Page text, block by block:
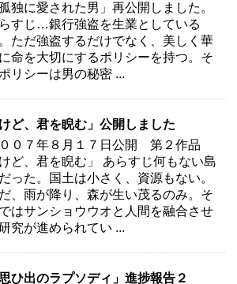
独に愛された男」再公開しました。
すじ…銀行強盗を生業としている
ただ強盗するだけでなく、美しく華
命を大切にするポリシーを持つ。そ
リシーは男の秘密 ...
けど、君を睨む」公開しました
０７年８月１７日公開 第２作品
けど、君を睨む」 あらすじ何もない島
った。国土は小さく、資源もない。
、雨が降り、森が生い茂るのみ。そ
はサンショウウオと人間を融合させ
究が進められてい ...
思ひ出のラプソディ」進捗報告２